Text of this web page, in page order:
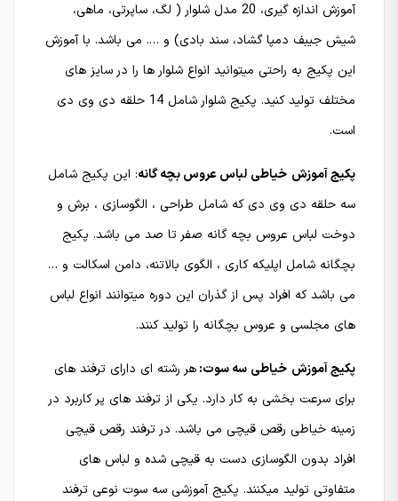
آموزش اندازه گیری، 20 مدل شلوار ( لگ، ساپرتی، ماهی،
شیش جیبف دمپا گشاد، سند بادی) و …. می باشد. با آموزش
این پکیج به راحتی میتوانید انواع شلوار ها را در سایز های
مختلف تولید کنید. پکیج شلوار شامل 14 حلقه دی وی دی
است.
پکیج آموزش خیاطی لباس عروس بچه گانه: این پکیج شامل
سه حلقه دی وی دی که شامل طراحی ، الگوسازی ، برش و
دوخت لباس عروس بچه گانه صفر تا صد می باشد. پکیج
بچگانه شامل اپلیکه کاری ، الگوی بالاتنه، دامن اسکالت و …
می باشد که افراد پس از گذران این دوره میتوانند انواع لباس
های مجلسی و عروس بچگانه را تولید کنند.
پکیج آموزش خیاطی سه سوت:هر رشته ای دارای ترفند های
برای سرعت بخشی به کار دارد. یکی از ترفند های پر کاربرد در
زمینه خیاطی رقص قیچی می باشد. در ترفند رقص قیچی
افراد بدون الگوسازی دست به قیچی شده و لباس های
متفاوتی تولید میکنند. پکیج آموزشی سه سوت نوعی ترفند